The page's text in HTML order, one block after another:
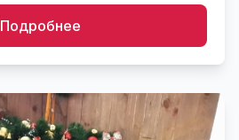
Подробнее